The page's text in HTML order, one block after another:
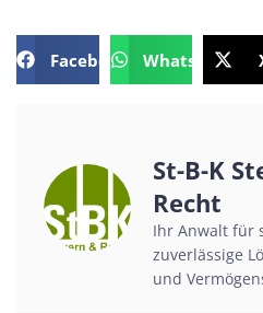
Facebook WhatsApp
St-B-K
Recht
Ihr Anwalt für
zuverlässige
und